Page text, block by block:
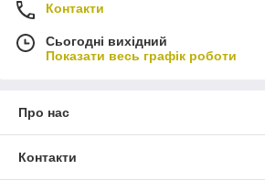
Контакти
Сьогодні вихідний
Показати весь графік роботи
Про нас
Контакти